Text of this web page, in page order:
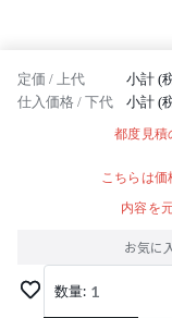
定価 / 上代 小計 (
仕入価格 / 下代 小計 (
都度見積
こちらは
内容を
お気に
数量: 1